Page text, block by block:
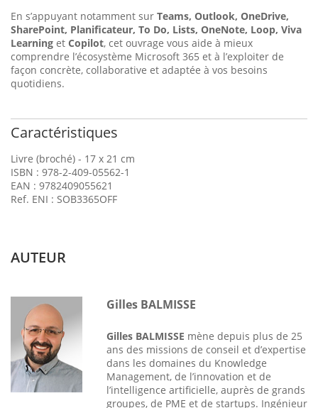
En s’appuyant notamment sur Teams, Outlook, OneDrive,
SharePoint, Planificateur, To Do, Lists, OneNote, Loop, Viva
Learning et Copilot, cet ouvrage vous aide à mieux
comprendre l’écosystème Microsoft 365 et à l’exploiter de
façon concrète, collaborative et adaptée à vos besoins
quotidiens.
Caractéristiques
Livre (broché) - 17 x 21 cm
ISBN : 978-2-409-05562-1
EAN : 9782409055621
Ref. ENI : SOB3365OFF
AUTEUR
Gilles BALMISSE
Gilles BALMISSE mène depuis plus de 25
ans des missions de conseil et d’expertise
dans les domaines du Knowledge
Management, de l’innovation et de
l’intelligence artificielle, auprès de grands
groupes, de PME et de startups. Ingénieur